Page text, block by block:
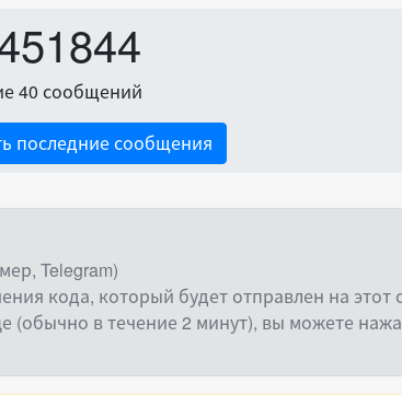
40 сообщений
последние сообщения
Telegram)
кода, который будет отправлен на этот
(обычно в течение 2 минут), вы можете